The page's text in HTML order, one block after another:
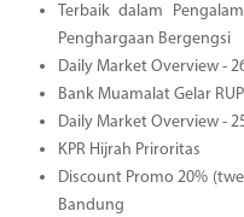
Terbaik dalam
Penghargaan Bergengsi
Daily Market Overview -
Bank Muamalat Gelar
Daily Market Overview -
KPR Hijrah Priroritas
Discount Promo 20%
Bandung